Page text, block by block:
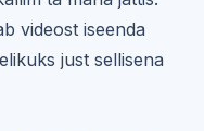
videost iseenda
just sellisena